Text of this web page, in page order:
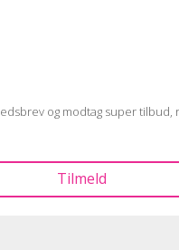
og modtag super tilbud,